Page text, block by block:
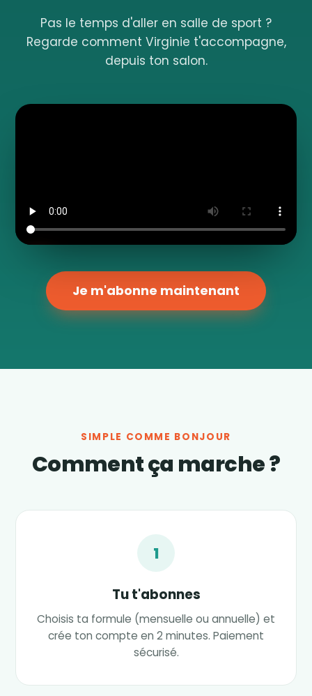
Pas le temps d'aller en salle de sport ?
Regarde comment Virginie t'accompagne,
depuis ton salon.
Je m'abonne maintenant
SIMPLE COMME BONJOUR
Comment ça marche ?
1
Tu t'abonnes
Choisis ta formule (mensuelle ou annuelle) et
crée ton compte en 2 minutes. Paiement
sécurisé.